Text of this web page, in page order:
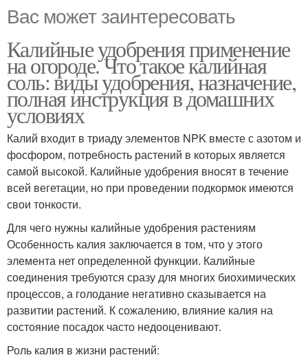
Вас может заинтересовать
Калийные удобрения применение
на огороде. Что такое калийная
соль: виды удобрения, назначение,
полная инструкция в домашних
условиях
Калий входит в триаду элементов NPK вместе с азотом и
фосфором, потребность растений в которых является
самой высокой. Калийные удобрения вносят в течение
всей вегетации, но при проведении подкормок имеются
свои тонкости.
Для чего нужны калийные удобрения растениям
Особенность калия заключается в том, что у этого
элемента нет определенной функции. Калийные
соединения требуются сразу для многих биохимических
процессов, а голодание негативно сказывается на
развитии растений. К сожалению, влияние калия на
состояние посадок часто недооценивают.
Роль калия в жизни растений: